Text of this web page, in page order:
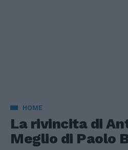
HOME
La rivincita di
Meglio di Paolo